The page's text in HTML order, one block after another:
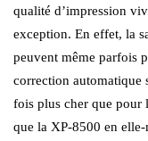
qualité d’impression
exception. En effet, la
peuvent même parfois
correction automatique
fois plus cher que pour
que la XP-8500 en elle-